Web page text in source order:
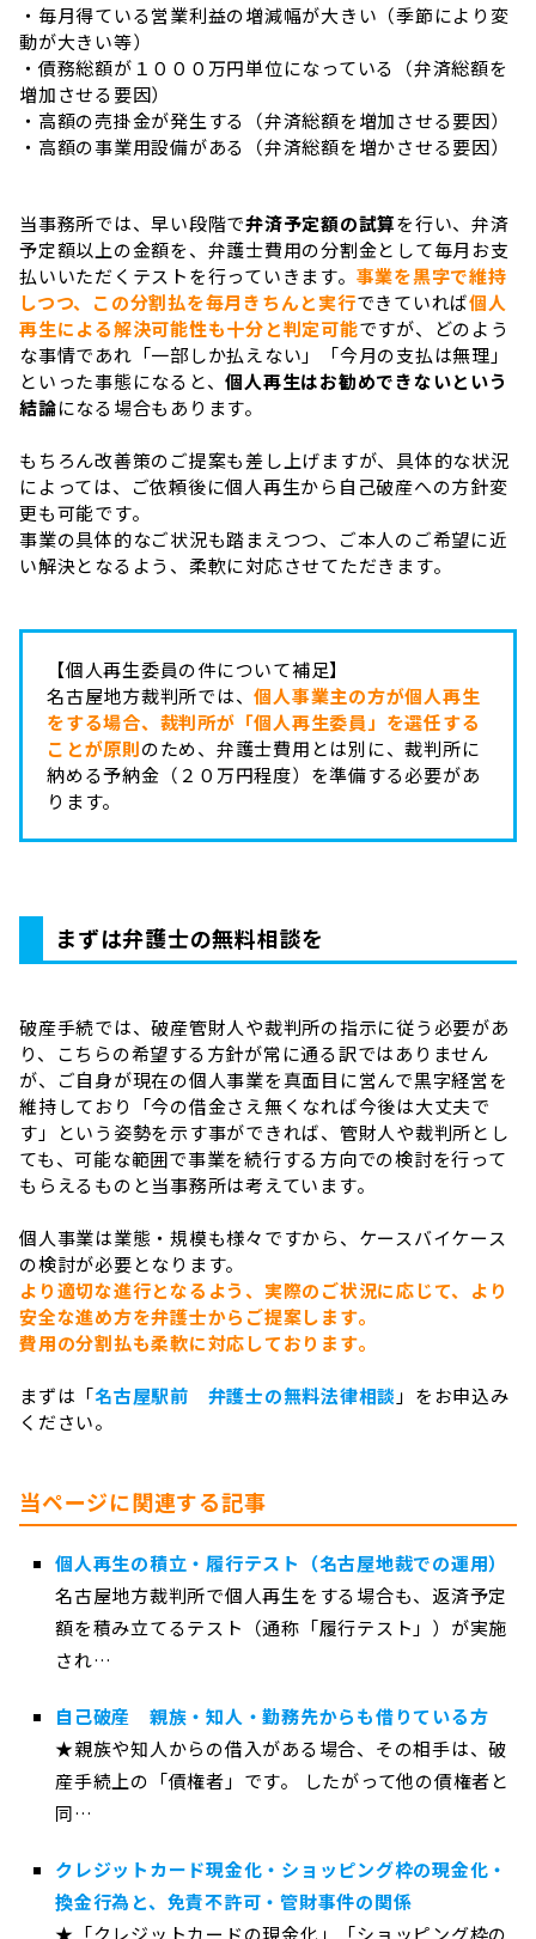
・毎月得ている営業利益の増減幅が大きい（季節により変
動が大きい等）
・債務総額が１０００万円単位になっている（弁済総額を
増加させる要因）
・高額の売掛金が発生する（弁済総額を増加させる要因）
・高額の事業用設備がある（弁済総額を増かさせる要因）
当事務所では、早い段階で弁済予定額の試算を行い、弁済
予定額以上の金額を、弁護士費用の分割金として毎月お支
払いいただくテストを行っていきます。 事業を黒字で維持
しつつ、この分割払を毎月きちんと実行できていれば個人
再生による解決可能性も十分と判定可能ですが、どのよう
な事情であれ「一部しか払えない」「今月の支払は無理」
といった事態になると、個人再生はお勧めできないという
結論になる場合もあります。
もちろん改善策のご提案も差し上げますが、具体的な状況
によっては、ご依頼後に個人再生から自己破産への方針変
更も可能です。
事業の具体的なご状況も踏まえつつ、ご本人のご希望に近
い解決となるよう、柔軟に対応させてただきます。
【個人再生委員の件について補足】
名古屋地方裁判所では、個人事業主の方が個人再生
をする場合、裁判所が「個人再生委員」を選任する
ことが原則のため、弁護士費用とは別に、裁判所に
納める予納金（２０万円程度）を準備する必要があ
ります。
まずは弁護士の無料相談を
破産手続では、破産管財人や裁判所の指示に従う必要があ
り、こちらの希望する方針が常に通る訳ではありません
が、ご自身が現在の個人事業を真面目に営んで黒字経営を
維持しており「今の借金さえ無くなれば今後は大丈夫で
す」という姿勢を示す事ができれば、管財人や裁判所とし
ても、可能な範囲で事業を続行する方向での検討を行って
もらえるものと当事務所は考えています。
個人事業は業態・規模も様々ですから、ケースバイケース
の検討が必要となります。
より適切な進行となるよう、実際のご状況に応じて、より
安全な進め方を弁護士からご提案します。
費用の分割払も柔軟に対応しております。
まずは「名古屋駅前 弁護士の無料法律相談 」をお申込み
ください。
当ページに関連する記事
個人再生の積立・履行テスト（名古屋地裁での運用）
名古屋地方裁判所で個人再生をする場合も、返済予定
額を積み立てるテスト（通称「履行テスト」）が実施
され…
自己破産 親族・知人・勤務先からも借りている方
★親族や知人からの借入がある場合、その相手は、破
産手続上の「債権者」です。 したがって他の債権者と
同…
クレジットカード現金化・ショッピング枠の現金化・
換金行為と、免責不許可・管財事件の関係
★「クレジットカードの現金化」「ショッピング枠の